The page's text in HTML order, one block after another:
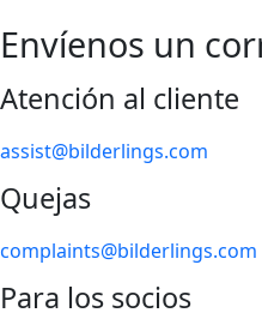
Envíenos un
Atención al cliente
assist@bilderlings.com
Quejas
complaints@bilderlings.com
Para los socios